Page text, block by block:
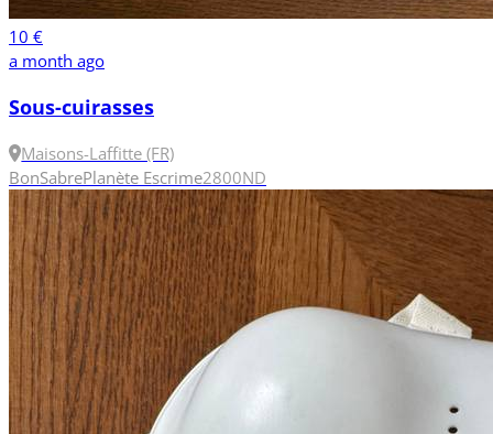
10 €
a month ago
Sous-cuirasses
Maisons-Laffitte (FR)
BonSabrePlanète Escrime2800ND